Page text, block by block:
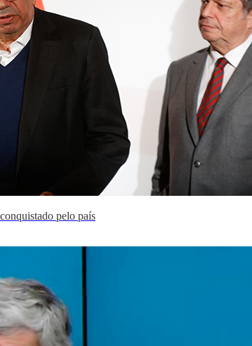
pelo país